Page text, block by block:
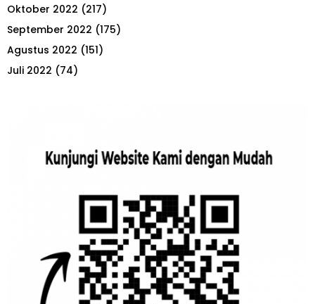
Oktober 2022 (217)
September 2022 (175)
Agustus 2022 (151)
Juli 2022 (74)